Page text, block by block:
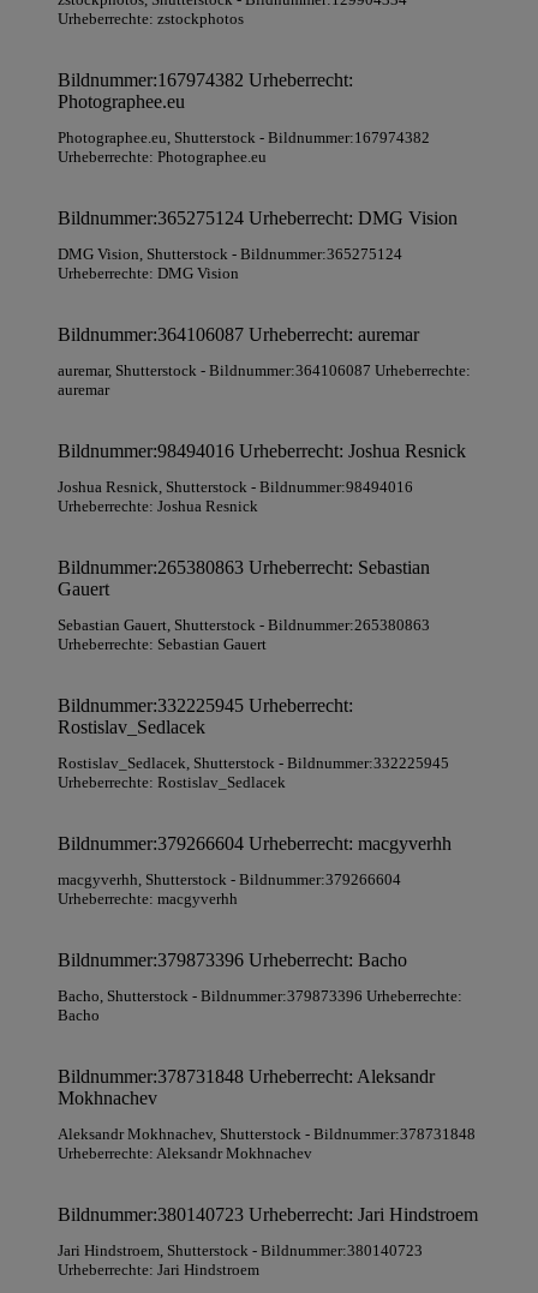
Urheberrechte: zstockphotos
Bildnummer:167974382 Urheberrecht:
Photographee.eu
Photographee.eu, Shutterstock - Bildnummer:167974382
Urheberrechte: Photographee.eu
Bildnummer:365275124 Urheberrecht: DMG Vision
DMG Vision, Shutterstock - Bildnummer:365275124
Urheberrechte: DMG Vision
Bildnummer:364106087 Urheberrecht: auremar
auremar, Shutterstock - Bildnummer:364106087 Urheberrechte:
auremar
Bildnummer:98494016 Urheberrecht: Joshua Resnick
Joshua Resnick, Shutterstock - Bildnummer:98494016
Urheberrechte: Joshua Resnick
Bildnummer:265380863 Urheberrecht: Sebastian
Gauert
Sebastian Gauert, Shutterstock - Bildnummer:265380863
Urheberrechte: Sebastian Gauert
Bildnummer:332225945 Urheberrecht:
Rostislav_Sedlacek
Rostislav_Sedlacek, Shutterstock - Bildnummer:332225945
Urheberrechte: Rostislav_Sedlacek
Bildnummer:379266604 Urheberrecht: macgyverhh
macgyverhh, Shutterstock - Bildnummer:379266604
Urheberrechte: macgyverhh
Bildnummer:379873396 Urheberrecht: Bacho
Bacho, Shutterstock - Bildnummer:379873396 Urheberrechte:
Bacho
Bildnummer:378731848 Urheberrecht: Aleksandr
Mokhnachev
Aleksandr Mokhnachev, Shutterstock - Bildnummer:378731848
Urheberrechte: Aleksandr Mokhnachev
Bildnummer:380140723 Urheberrecht: Jari Hindstroem
Jari Hindstroem, Shutterstock - Bildnummer:380140723
Urheberrechte: Jari Hindstroem